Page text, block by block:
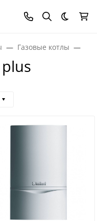
Темная
Газовые котлы